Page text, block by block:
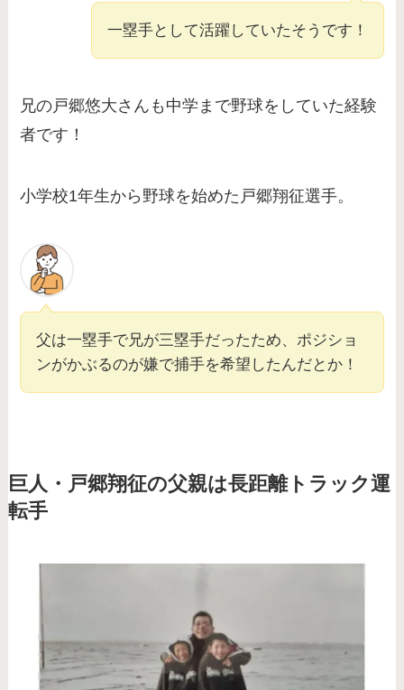
一塁手として活躍していたそうです！
兄の戸郷悠大さんも中学まで野球をしていた経験
者です！
小学校1年生から野球を始めた戸郷翔征選手。
父は一塁手で兄が三塁手だったため、ポジショ
ンがかぶるのが嫌で捕手を希望したんだとか！
巨人・戸郷翔征の父親は長距離トラック運
転手